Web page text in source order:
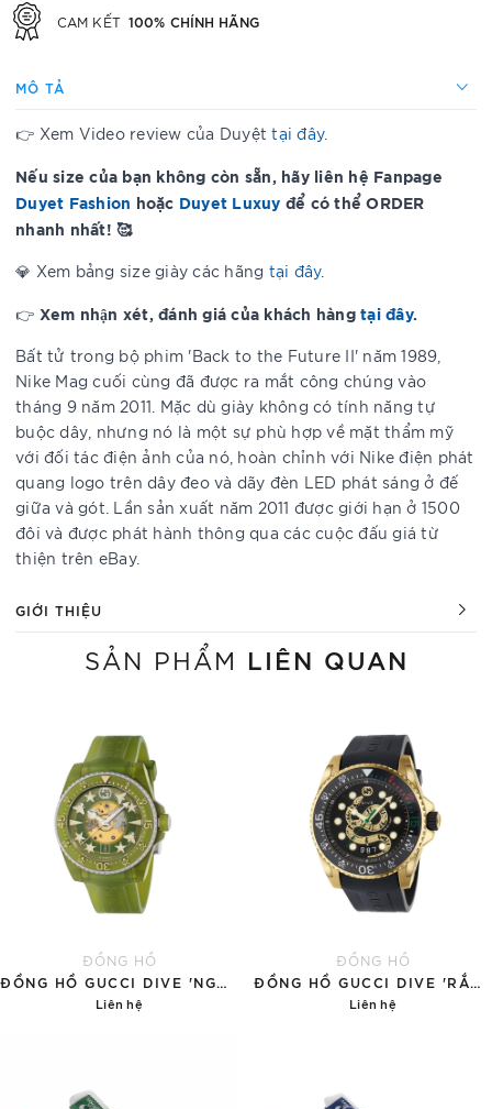
CAM KẾT 100% CHÍNH HÃNG
MÔ TẢ
👉 Xem Video review của Duyệttại đây.
Nếu size của bạn không còn sẵn, hãy liên hệ Fanpage
Duyet Fashion hoặc Duyet Luxuy để có thể ORDER
nhanh nhất! 🥰
💎 Xem bảng size giày các hãng tại đây.
👉 Xem nhận xét, đánh giá của khách hàng tại đây.
Bất tử trong bộ phim 'Back to the Future II' năm 1989,
Nike Mag cuối cùng đã được ra mắt công chúng vào
tháng 9 năm 2011. Mặc dù giày không có tính năng tự
buộc dây, nhưng nó là một sự phù hợp về mặt thẩm mỹ
với đối tác điện ảnh của nó, hoàn chỉnh với Nike điện phát
quang logo trên dây đeo và dãy đèn LED phát sáng ở đế
giữa và gót. Lần sản xuất năm 2011 được giới hạn ở 1500
đôi và được phát hành thông qua các cuộc đấu giá từ
thiện trên eBay.
GIỚI THIỆU
SẢN PHẨM LIÊN QUAN
ĐỒNG HỒ
Liên hệ
ĐỒNG HỒ
Liên hệ